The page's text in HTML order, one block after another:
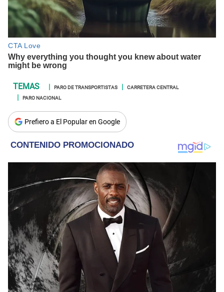
PARO DE TRANSPORTISTAS
CARRETERA CENTRAL
PARO NACIONAL
Prefiero a El Popular en Google